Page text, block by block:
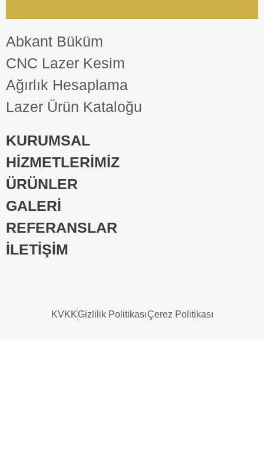
Abkant Büküm
CNC Lazer Kesim
Ağırlık Hesaplama
Lazer Ürün Kataloğu
KURUMSAL
HİZMETLERİMİZ
ÜRÜNLER
GALERİ
REFERANSLAR
İLETİŞİM
KVKKGizlilik PolitikasıÇerez Politikası